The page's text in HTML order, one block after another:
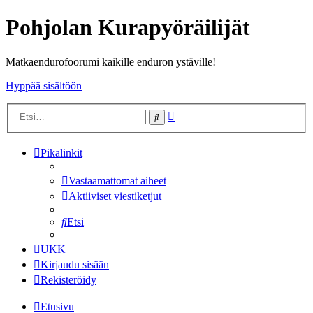
Pohjolan Kurapyöräilijät
Matkaendurofoorumi kaikille enduron ystäville!
Hyppää sisältöön
Etsi
Pikalinkit
Vastaamattomat aiheet
Aktiiviset viestiketjut
Etsi
UKK
Kirjaudu sisään
Rekisteröidy
Etusivu